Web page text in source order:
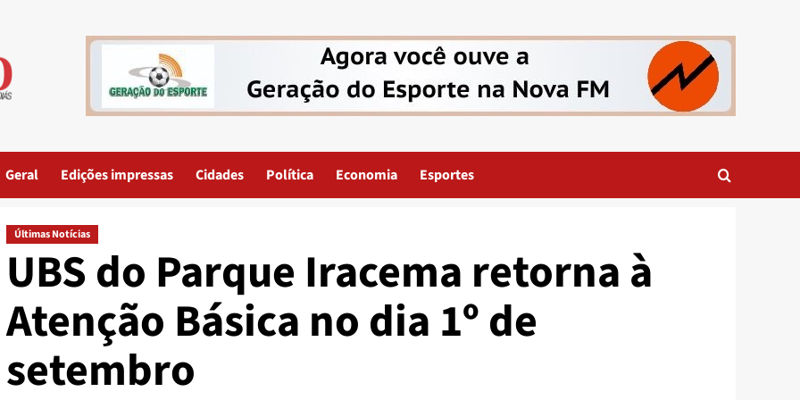
Geral Edições impressas Cidades Política Economia Esportes
Últimas Notícias
UBS do Parque Iracema retorna à
Atenção Básica no dia 1º de
setembro